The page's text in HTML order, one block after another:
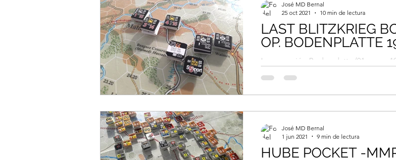
LAST BLITZKRIEG
OP. BODENPLATTE
La operación Bodenplatte (01 enero
menos...
José MD Bernal
25 oct 2021
10 min de lectura
HUBE POCKET -
José MD Bernal
1 jun 2021
9 min de lectura